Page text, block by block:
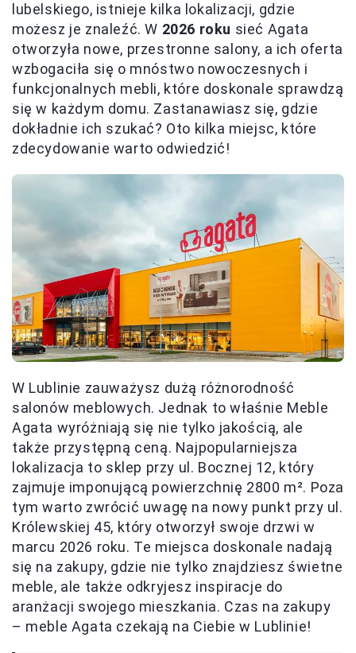
lubelskiego, istnieje kilka lokalizacji, gdzie
możesz je znaleźć. W 2026 roku sieć Agata
otworzyła nowe, przestronne salony, a ich oferta
wzbogaciła się o mnóstwo nowoczesnych i
funkcjonalnych mebli, które doskonale sprawdzą
się w każdym domu. Zastanawiasz się, gdzie
dokładnie ich szukać? Oto kilka miejsc, które
zdecydowanie warto odwiedzić!
W Lublinie zauważysz dużą różnorodność
salonów meblowych. Jednak to właśnie Meble
Agata wyróżniają się nie tylko jakością, ale
także przystępną ceną. Najpopularniejsza
lokalizacja to sklep przy ul. Bocznej 12, który
zajmuje imponującą powierzchnię 2800 m². Poza
tym warto zwrócić uwagę na nowy punkt przy ul.
Królewskiej 45, który otworzył swoje drzwi w
marcu 2026 roku. Te miejsca doskonale nadają
się na zakupy, gdzie nie tylko znajdziesz świetne
meble, ale także odkryjesz inspiracje do
aranżacji swojego mieszkania. Czas na zakupy
– meble Agata czekają na Ciebie w Lublinie!